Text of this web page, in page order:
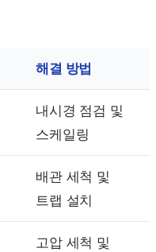
해결 방법
내시경 점검 및
스케일링
배관 세척 및
트랩 설치
고압 세척 및